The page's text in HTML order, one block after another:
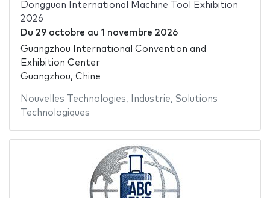
Dongguan International Machine Tool Exhibition
2026
Du 29 octobre au 1 novembre 2026
Guangzhou International Convention and
Exhibition Center
Guangzhou, Chine
Nouvelles Technologies, Industrie, Solutions
Technologiques